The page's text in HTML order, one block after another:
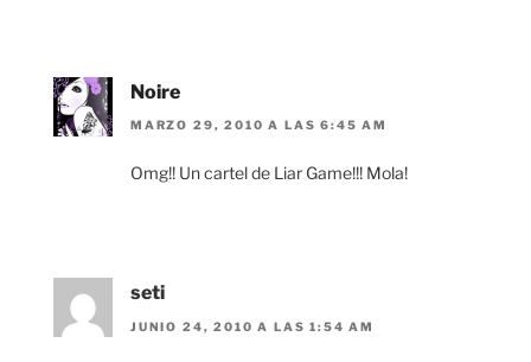
Noire
MARZO 29, 2010 A LAS 6:45 AM
Omg!! Un cartel de Liar Game!!! Mola!
seti
JUNIO 24, 2010 A LAS 1:54 AM